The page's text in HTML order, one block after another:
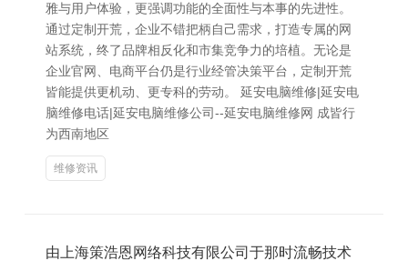
雅与用户体验，更强调功能的全面性与本事的先进性。
通过定制开荒，企业不错把柄自己需求，打造专属的网
站系统，终了品牌相反化和市集竞争力的培植。无论是
企业官网、电商平台仍是行业经管决策平台，定制开荒
皆能提供更机动、更专科的劳动。 延安电脑维修|延安电
脑维修电话|延安电脑维修公司--延安电脑维修网 成皆行
为西南地区
维修资讯
由上海策浩恩网络科技有限公司于那时流畅技术